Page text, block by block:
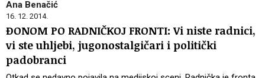
Ana Benačić
16. 12. 2014.
ĐONOM PO RADNIČKOJ FRONTI: Vi niste radnici,
vi ste uhljebi, jugonostalgičari i politički
padobranci